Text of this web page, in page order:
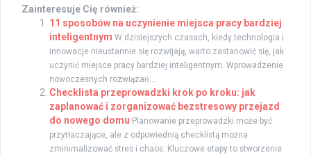
Zainteresuje Cię również:
11 sposobów na uczynienie miejsca pracy bardziej
inteligentnym W dzisiejszych czasach, kiedy technologia i
innowacje nieustannie się rozwijają, warto zastanowić się, jak
uczynić miejsce pracy bardziej inteligentnym. Wprowadzenie
nowoczesnych rozwiązań...
Checklista przeprowadzki krok po kroku: jak
zaplanować i zorganizować bezstresowy przejazd
do nowego domu Planowanie przeprowadzki może być
przytłaczające, ale z odpowiednią checklistą można
zminimalizować stres i chaos. Kluczowe etapy to stworzenie